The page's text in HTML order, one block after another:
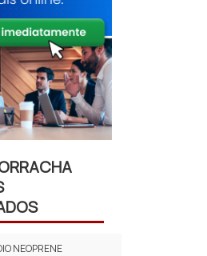
NEOPRENE